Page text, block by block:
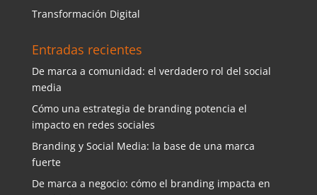
Transformación Digital
Entradas recientes
De marca a comunidad: el verdadero rol del social
media
Cómo una estrategia de branding potencia el
impacto en redes sociales
Branding y Social Media: la base de una marca
fuerte
De marca a negocio: cómo el branding impacta en